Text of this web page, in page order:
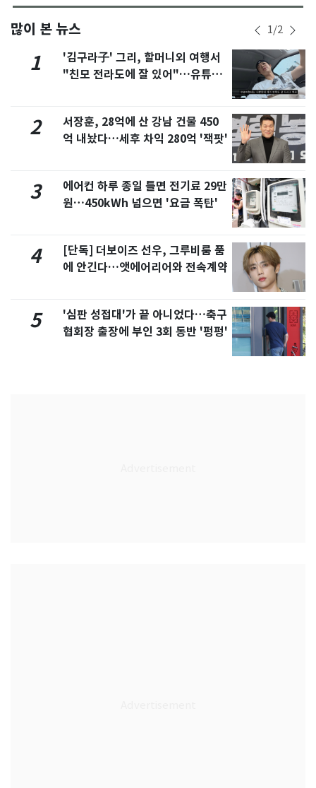
많이 본 뉴스 1/2
1
'김구라子' 그리, 할머니외 여행서
"친모 전라도에 잘 있어"…유튜브
2
서장훈, 28억에 산 강남 건물 450
억 내놨다…세후 차익 280억 '잭팟'
3
에어컨 하루 종일 틀면 전기료 29만
원…450kWh 넘으면 '요금 폭탄'
4
[단독] 더보이즈 선우, 그루비룸 품
에 안긴다…앳에어리어와 전속계약
5
'심판 성접대'가 끝 아니었다…축구
협회장 출장에 부인 3회 동반 '펑펑'